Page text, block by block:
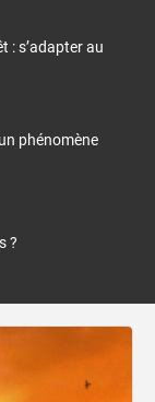
: s’adapter au
phénomène
?